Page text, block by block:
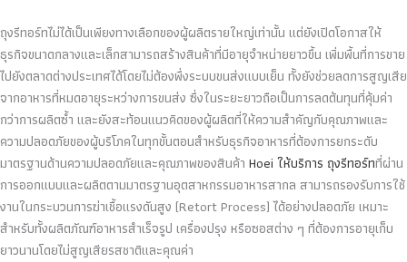
ถุงรีทอร์ทไม่ได้เป็นเพียงทางเลือกของผู้ผลิตรายใหญ่เท่านั้น แต่ยังเปิดโอกาสให้
ธุรกิจขนาดกลางและเล็กสามารถสร้างสินค้าที่มีอายุจำหน่ายยาวขึ้น เพิ่มพื้นที่การขาย
ไปยังตลาดต่างประเทศได้โดยไม่ต้องพึ่งระบบขนส่งแบบเย็น ทั้งยังช่วยลดการสูญเสีย
จากอาหารที่หมดอายุระหว่างการขนส่ง ซึ่งในระยะยาวถือเป็นการลดต้นทุนที่คุ้มค่า
กว่าการผลิตซ้ำ และยังสะท้อนแนวคิดของผู้ผลิตที่ให้ความสำคัญกับคุณภาพและ
ความปลอดภัยของผู้บริโภคในทุกขั้นตอนสำหรับธุรกิจอาหารที่ต้องการยกระดับ
มาตรฐานด้านความปลอดภัยและคุณภาพของสินค้า Hoei ให้บริการ ถุงรีทอร์ทที่ผ่าน
การออกแบบและผลิตตามมาตรฐานอุตสาหกรรมอาหารสากล สามารถรองรับการใช้
งานในกระบวนการฆ่าเชื้อแรงดันสูง (Retort Process) ได้อย่างปลอดภัย เหมาะ
สำหรับทั้งผลิตภัณฑ์อาหารสำเร็จรูป เครื่องปรุง หรือซอสต่าง ๆ ที่ต้องการอายุเก็บ
ยาวนานโดยไม่สูญเสียรสชาติและคุณค่า